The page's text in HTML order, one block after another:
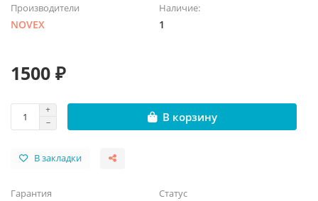
Производители
NOVEX
Наличие:
1
1500 ₽
В корзину
В закладки
Гарантия Статус